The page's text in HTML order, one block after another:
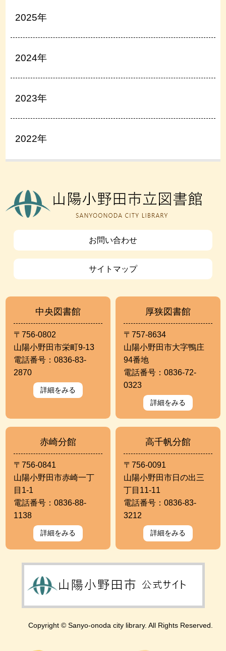
2025年
2024年
2023年
2022年
お問い合わせ
サイトマップ
中央図書館
〒756-0802
山陽小野田市栄町9-13
電話番号：0836-83-
2870
詳細をみる
厚狭図書館
〒757-8634
山陽小野田市大字鴨庄
94番地
電話番号：0836-72-
0323
詳細をみる
赤崎分館
〒756-0841
山陽小野田市赤崎一丁
目1-1
電話番号：0836-88-
1138
詳細をみる
高千帆分館
〒756-0091
山陽小野田市日の出三
丁目11-11
電話番号：0836-83-
3212
詳細をみる
Copyright © Sanyo-onoda city library. All Rights Reserved.